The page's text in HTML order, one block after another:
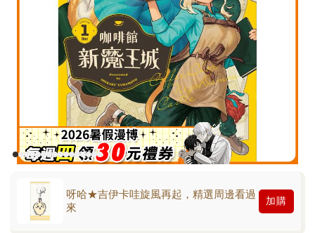
呀哈★吉伊卡哇旋風再起，精選周邊看過
來
加購